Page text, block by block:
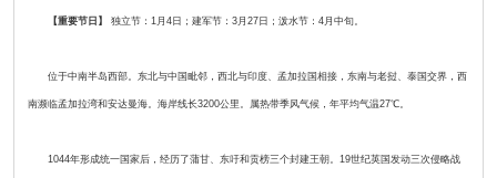
【重要节日】 独立节：1月4日；建军节：3月27日；泼水节：4月中旬。
位于中南半岛西部。东北与中国毗邻，西北与印度、孟加拉国相接，东南与老挝、泰国交界，西
南濒临孟加拉湾和安达曼海。海岸线长3200公里。属热带季风气候，年平均气温27℃。
1044年形成统一国家后，经历了蒲甘、东吁和贡榜三个封建王朝。19世纪英国发动三次侵略战